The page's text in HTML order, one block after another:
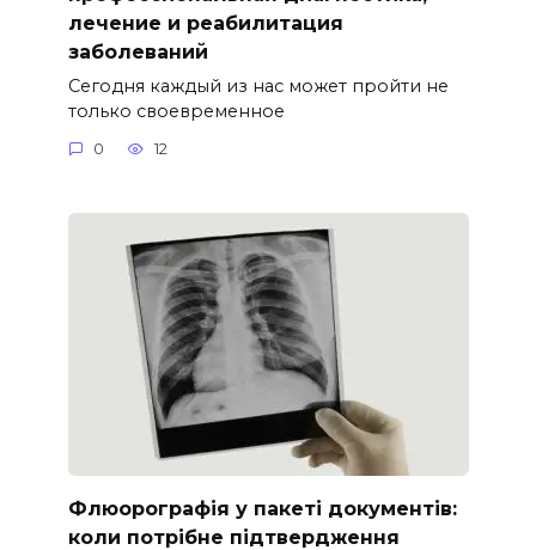
лечение и реабилитация
заболеваний
Сегодня каждый из нас может пройти не
только своевременное
0 12
Флюорографія у пакеті документів:
коли потрібне підтвердження